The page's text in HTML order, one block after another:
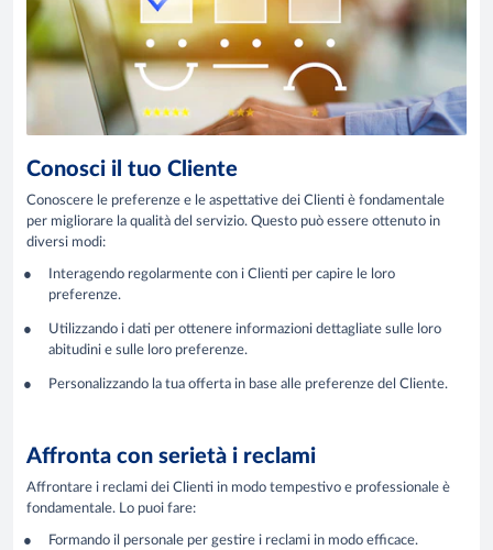
Conosci il tuo Cliente
Conoscere le preferenze e le aspettative dei Clienti è fondamentale
per migliorare la qualità del servizio. Questo può essere ottenuto in
diversi modi:
Interagendo regolarmente con i Clienti per capire le loro
preferenze.
Utilizzando i dati per ottenere informazioni dettagliate sulle loro
abitudini e sulle loro preferenze.
Personalizzando la tua offerta in base alle preferenze del Cliente.
Affronta con serietà i reclami
Affrontare i reclami dei Clienti in modo tempestivo e professionale è
fondamentale. Lo puoi fare:
Formando il personale per gestire i reclami in modo efficace.